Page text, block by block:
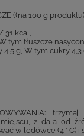
((na 100 g
31 kcal,
tym tłuszcze
g, W tym cukry 4,3
z dala od
w lodówce (4 ° C) i